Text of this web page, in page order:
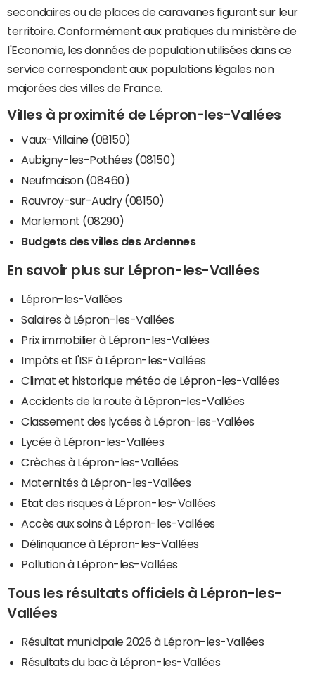
secondaires ou de places de caravanes figurant sur leur
territoire. Conformément aux pratiques du ministère de
l'Economie, les données de population utilisées dans ce
service correspondent aux populations légales non
majorées des villes de France.
Villes à proximité de Lépron-les-Vallées
Vaux-Villaine (08150)
Aubigny-les-Pothées (08150)
Neufmaison (08460)
Rouvroy-sur-Audry (08150)
Marlemont (08290)
Budgets des villes des Ardennes
En savoir plus sur Lépron-les-Vallées
Lépron-les-Vallées
Salaires à Lépron-les-Vallées
Prix immobilier à Lépron-les-Vallées
Impôts et l'ISF à Lépron-les-Vallées
Climat et historique météo de Lépron-les-Vallées
Accidents de la route à Lépron-les-Vallées
Classement des lycées à Lépron-les-Vallées
Lycée à Lépron-les-Vallées
Crèches à Lépron-les-Vallées
Maternités à Lépron-les-Vallées
Etat des risques à Lépron-les-Vallées
Accès aux soins à Lépron-les-Vallées
Délinquance à Lépron-les-Vallées
Pollution à Lépron-les-Vallées
Tous les résultats officiels à Lépron-les-
Vallées
Résultat municipale 2026 à Lépron-les-Vallées
Résultats du bac à Lépron-les-Vallées